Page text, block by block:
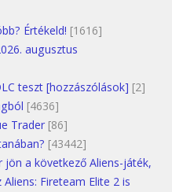
Értékeld! [1616]
augusztus
teszt [hozzászólások] [2]
[4636]
Trader [86]
[43442]
a következő Aliens-játék,
Fireteam Elite 2 is